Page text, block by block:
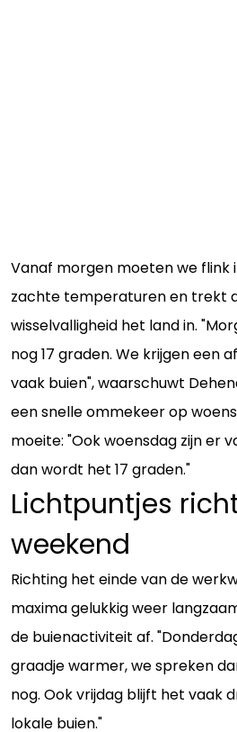
Vanaf morgen moeten we flink
zachte temperaturen en trekt
wisselvalligheid het land in.
nog 17 graden. We krijgen een
vaak buien", waarschuwt
een snelle ommekeer op
moeite: "Ook woensdag zijn er
dan wordt het 17 graden."
Lichtpuntjes
weekend
Richting het einde van de
maxima gelukkig weer
de buienactiviteit af.
graadje warmer, we spreken
nog. Ook vrijdag blijft het vaak
lokale buien."